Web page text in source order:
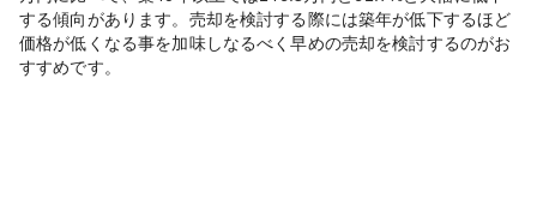
する傾向があります。売却を検討する際には築年が低下するほど
価格が低くなる事を加味しなるべく早めの売却を検討するのがお
すすめです。